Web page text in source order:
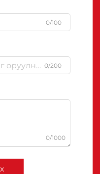
0/100
0/200
0/1000